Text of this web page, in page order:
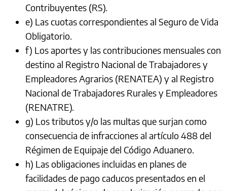
Contribuyentes (RS).
e) Las cuotas correspondientes al Seguro de Vida
Obligatorio.
f) Los aportes y las contribuciones mensuales con
destino al Registro Nacional de Trabajadores y
Empleadores Agrarios (RENATEA) y al Registro
Nacional de Trabajadores Rurales y Empleadores
(RENATRE).
g) Los tributos y/o las multas que surjan como
consecuencia de infracciones al artículo 488 del
Régimen de Equipaje del Código Aduanero.
h) Las obligaciones incluidas en planes de
facilidades de pago caducos presentados en el